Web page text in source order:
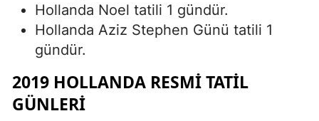
Hollanda Noel tatili 1 gündür.
Hollanda Aziz Stephen Günü tatili 1
gündür.
2019 HOLLANDA RESMI TATIL
GÜNLERI